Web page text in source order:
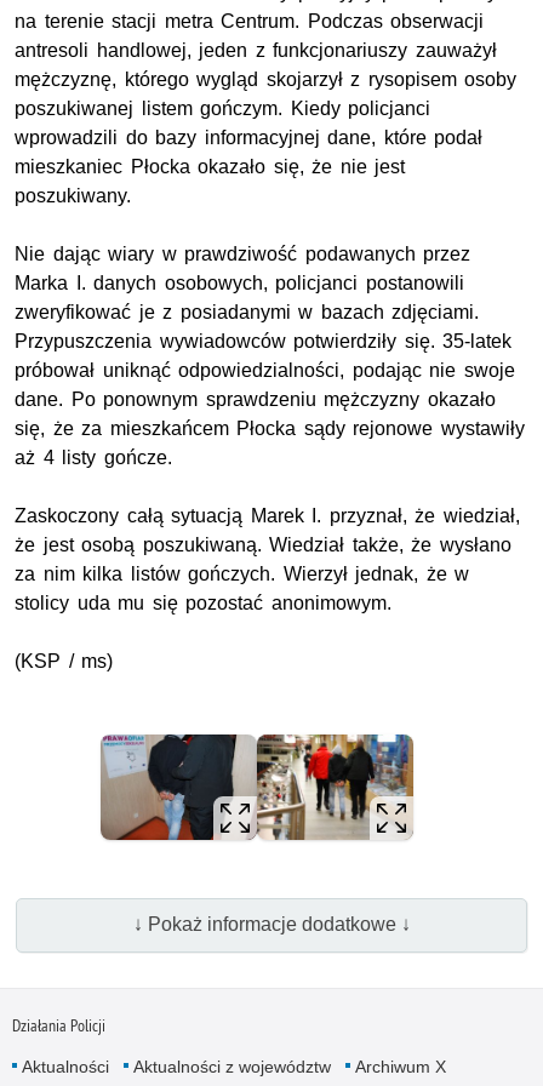
na terenie stacji metra Centrum. Podczas obserwacji
antresoli handlowej, jeden z funkcjonariuszy zauważył
mężczyznę, którego wygląd skojarzył z rysopisem osoby
poszukiwanej listem gończym. Kiedy policjanci
wprowadzili do bazy informacyjnej dane, które podał
mieszkaniec Płocka okazało się, że nie jest
poszukiwany.
Nie dając wiary w prawdziwość podawanych przez
Marka I. danych osobowych, policjanci postanowili
zweryfikować je z posiadanymi w bazach zdjęciami.
Przypuszczenia wywiadowców potwierdziły się. 35-latek
próbował uniknąć odpowiedzialności, podając nie swoje
dane. Po ponownym sprawdzeniu mężczyzny okazało
się, że za mieszkańcem Płocka sądy rejonowe wystawiły
aż 4 listy gończe.
Zaskoczony całą sytuacją Marek I. przyznał, że wiedział,
że jest osobą poszukiwaną. Wiedział także, że wysłano
za nim kilka listów gończych. Wierzył jednak, że w
stolicy uda mu się pozostać anonimowym.
(KSP / ms)
↓ Pokaż informacje dodatkowe ↓
Działania Policji
Aktualności Aktualności z województw Archiwum X